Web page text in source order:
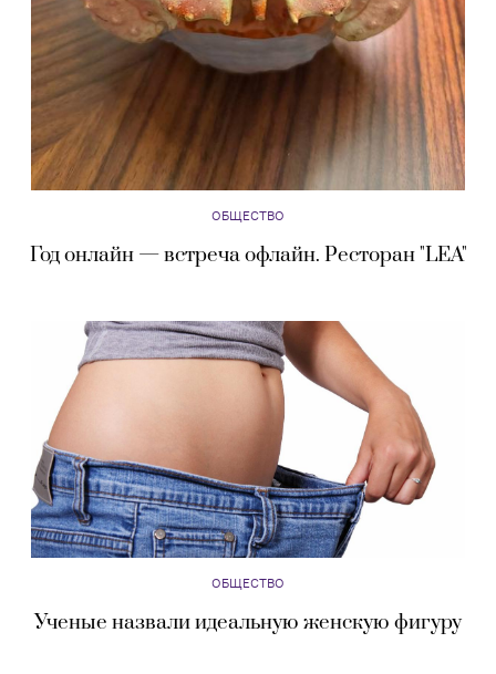
ОБЩЕСТВО
Год онлайн — встреча офлайн. Ресторан "LEA"
ОБЩЕСТВО
Ученые назвали идеальную женскую фигуру